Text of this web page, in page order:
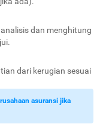
dan menghitung
dari kerugian sesuai
asuransi jika